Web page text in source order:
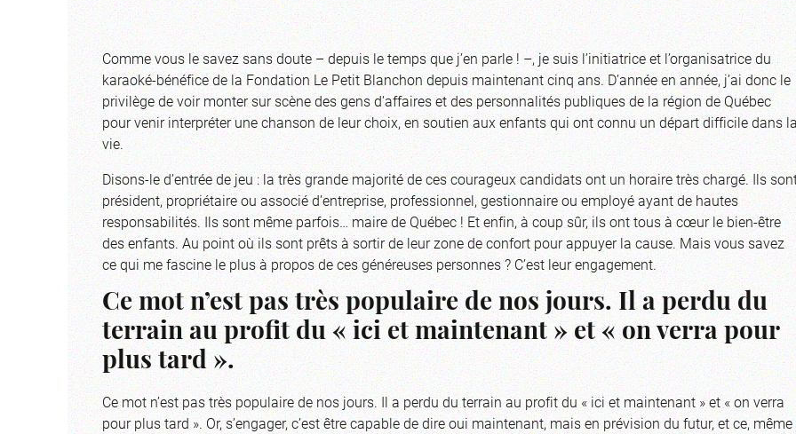
Comme vous le savez sans doute – depuis le temps que j’en parle ! –, je suis l’initiatrice et l’organisatrice du
karaoké-bénéfice de la Fondation Le Petit Blanchon depuis maintenant cinq ans. D’année en année, j’ai donc le
privilège de voir monter sur scène des gens d’affaires et des personnalités publiques de la région de Québec
pour venir interpréter une chanson de leur choix, en soutien aux enfants qui ont connu un départ difficile dans
vie.
Disons-le d’entrée de jeu : la très grande majorité de ces courageux candidats ont un horaire très chargé. Ils
président, propriétaire ou associé d’entreprise, professionnel, gestionnaire ou employé ayant de hautes
responsabilités. Ils sont même parfois… maire de Québec ! Et enfin, à coup sûr, ils ont tous à cœur le bien-être
des enfants. Au point où ils sont prêts à sortir de leur zone de confort pour appuyer la cause. Mais vous savez
ce qui me fascine le plus à propos de ces généreuses personnes ? C’est leur engagement.
Ce mot n’est pas très populaire de nos jours. Il a perdu du
terrain au profit du « ici et maintenant » et « on verra pour
plus tard ».
Ce mot n’est pas très populaire de nos jours. Il a perdu du terrain au profit du « ici et maintenant » et « on verra
pour plus tard ». Or, s’engager, c’est être capable de dire oui maintenant, mais en prévision du futur, et ce, même